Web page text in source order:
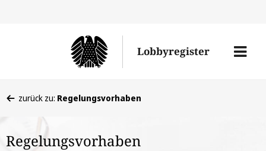
Lobbyregister
Menü
befinden
hier:
zurück zu: Regelungsvorhaben
Regelungsvorhaben